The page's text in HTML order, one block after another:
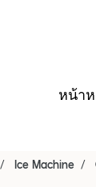
หน้า
Ice Machine